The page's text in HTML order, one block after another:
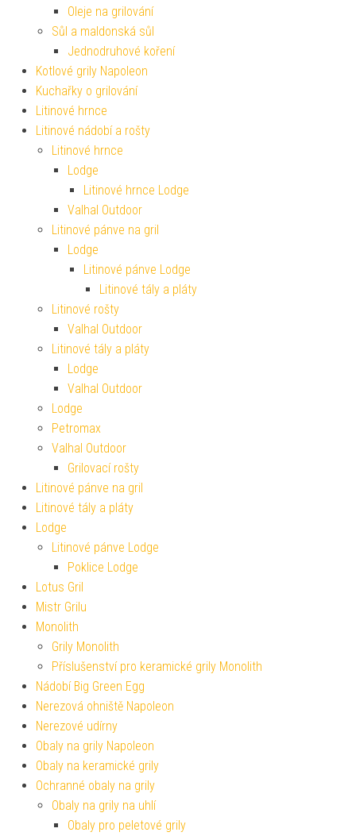
Oleje na grilování
Sůl a maldonská sůl
Jednodruhové koření
Kotlové grily Napoleon
Kuchařky o grilování
Litinové hrnce
Litinové nádobí a rošty
Litinové hrnce
Lodge
Litinové hrnce Lodge
Valhal Outdoor
Litinové pánve na gril
Lodge
Litinové pánve Lodge
Litinové tály a pláty
Litinové rošty
Valhal Outdoor
Litinové tály a pláty
Lodge
Valhal Outdoor
Lodge
Petromax
Valhal Outdoor
Grilovací rošty
Litinové pánve na gril
Litinové tály a pláty
Lodge
Litinové pánve Lodge
Poklice Lodge
Lotus Gril
Mistr Grilu
Monolith
Grily Monolith
Příslušenství pro keramické grily Monolith
Nádobí Big Green Egg
Nerezová ohniště Napoleon
Nerezové udírny
Obaly na grily Napoleon
Obaly na keramické grily
Ochranné obaly na grily
Obaly na grily na uhlí
Obaly pro peletové grily